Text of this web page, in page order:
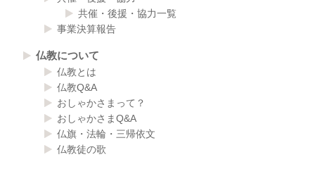
共催・後援・協力一覧
事業決算報告
仏教について
仏教とは
仏教Q&A
おしゃかさまって？
おしゃかさまQ&A
仏旗・法輪・三帰依文
仏教徒の歌